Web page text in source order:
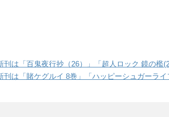
刊は「百鬼夜行抄（26）」「超人ロック 鏡の檻
刊は「賭ケグルイ 8巻」「ハッピーシュガーラ